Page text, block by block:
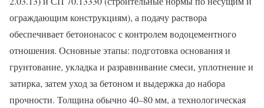
ограждающим конструкциям), а подачу раствора
обеспечивает бетононасос с контролем водоцементного
отношения. Основные этапы: подготовка основания и
грунтование, укладка и разравнивание смеси, уплотнение и
затирка, затем уход за бетоном и выдержка до набора
прочности. Толщина обычно 40–80 мм, а технологическая